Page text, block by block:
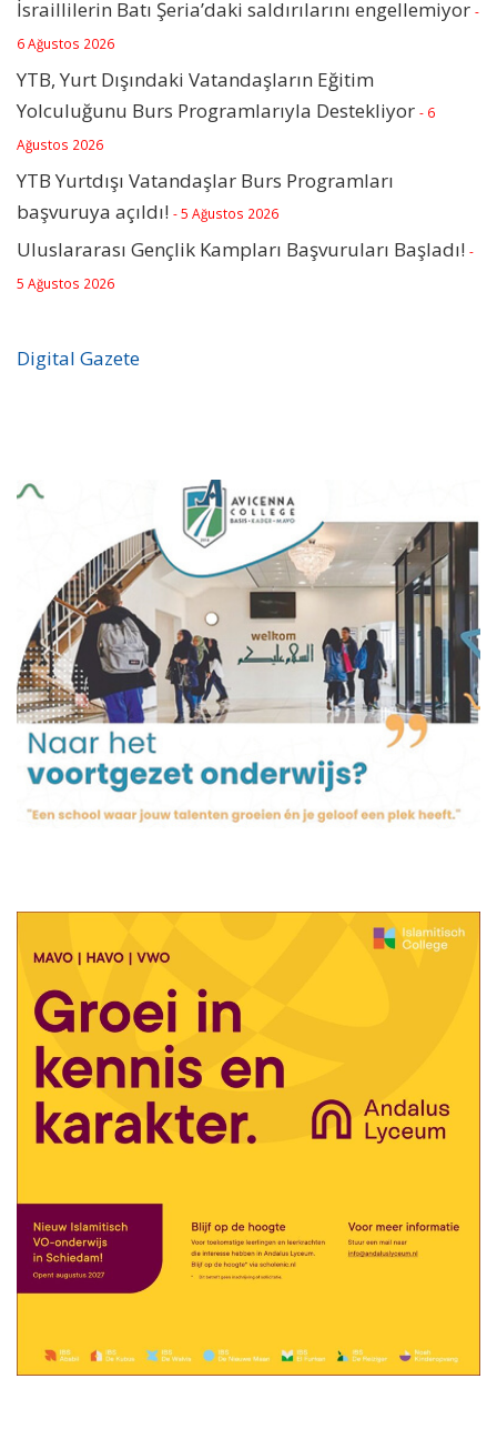
İsraillilerin Batı Şeria’daki saldırılarını engellemiyor -
6 Ağustos 2026
YTB, Yurt Dışındaki Vatandaşların Eğitim
Yolculuğunu Burs Programlarıyla Destekliyor - 6
Ağustos 2026
YTB Yurtdışı Vatandaşlar Burs Programları
başvuruya açıldı! - 5 Ağustos 2026
Uluslararası Gençlik Kampları Başvuruları Başladı! -
5 Ağustos 2026
Digital Gazete